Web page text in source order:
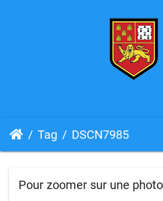
Tag DSCN7985
Pour zoomer sur une photo